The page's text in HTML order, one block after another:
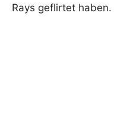
Rays geflirtet haben.